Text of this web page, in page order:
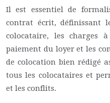
Il est essentiel de
contrat écrit, définissant
colocataire, les charges
paiement du loyer et les
de colocation bien rédigé
tous les colocataires et
et les conflits.